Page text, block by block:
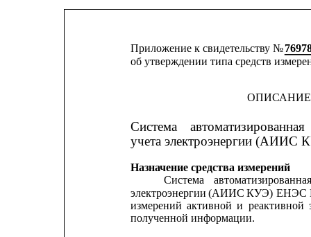
Приложение к свидетельству №
об утверждении типа средств
ОПИСАНИЕ
Система
автоматизированная
учета электроэнергии
Назначение средства измерений
Система
электроэнергии (АИИС КУЭ) ЕНЭС
измерений активной и реактивной
полученной информации.